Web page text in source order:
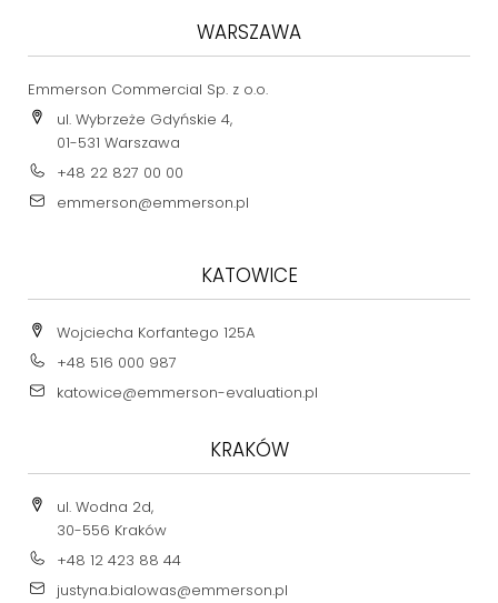
WARSZAWA
Emmerson Commercial Sp. z o.o.
ul. Wybrzeże Gdyńskie 4,
01-531 Warszawa
+48 22 827 00 00
emmerson@emmerson.pl
KATOWICE
Wojciecha Korfantego 125A
+48 516 000 987
katowice@emmerson-evaluation.pl
KRAKÓW
ul. Wodna 2d,
30-556 Kraków
+48 12 423 88 44
justyna.bialowas@emmerson.pl